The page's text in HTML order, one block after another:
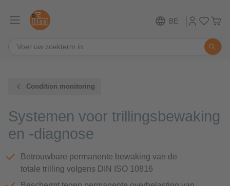
BE
Condition monitoring
Systemen voor trillingsbewaking
en -diagnose
Betrouwbare permanente bewaking van de
totale trilling volgens DIN ISO 10816